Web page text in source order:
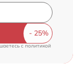
cполитикой